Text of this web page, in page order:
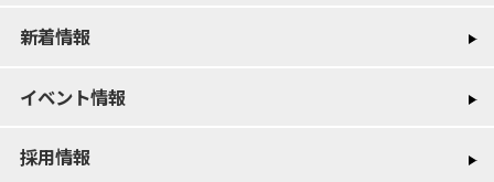
新着情報
イベント情報
採用情報